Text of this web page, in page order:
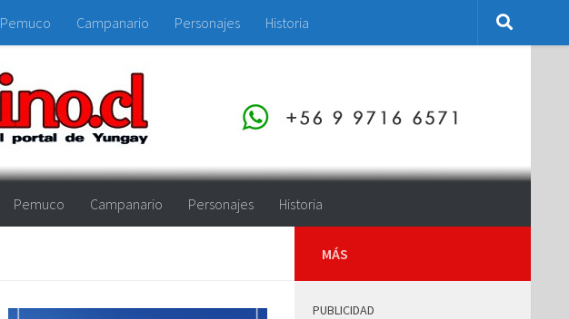
Pemuco Campanario Personajes Historia
Pemuco Campanario Personajes Historia
MÁS
PUBLICIDAD